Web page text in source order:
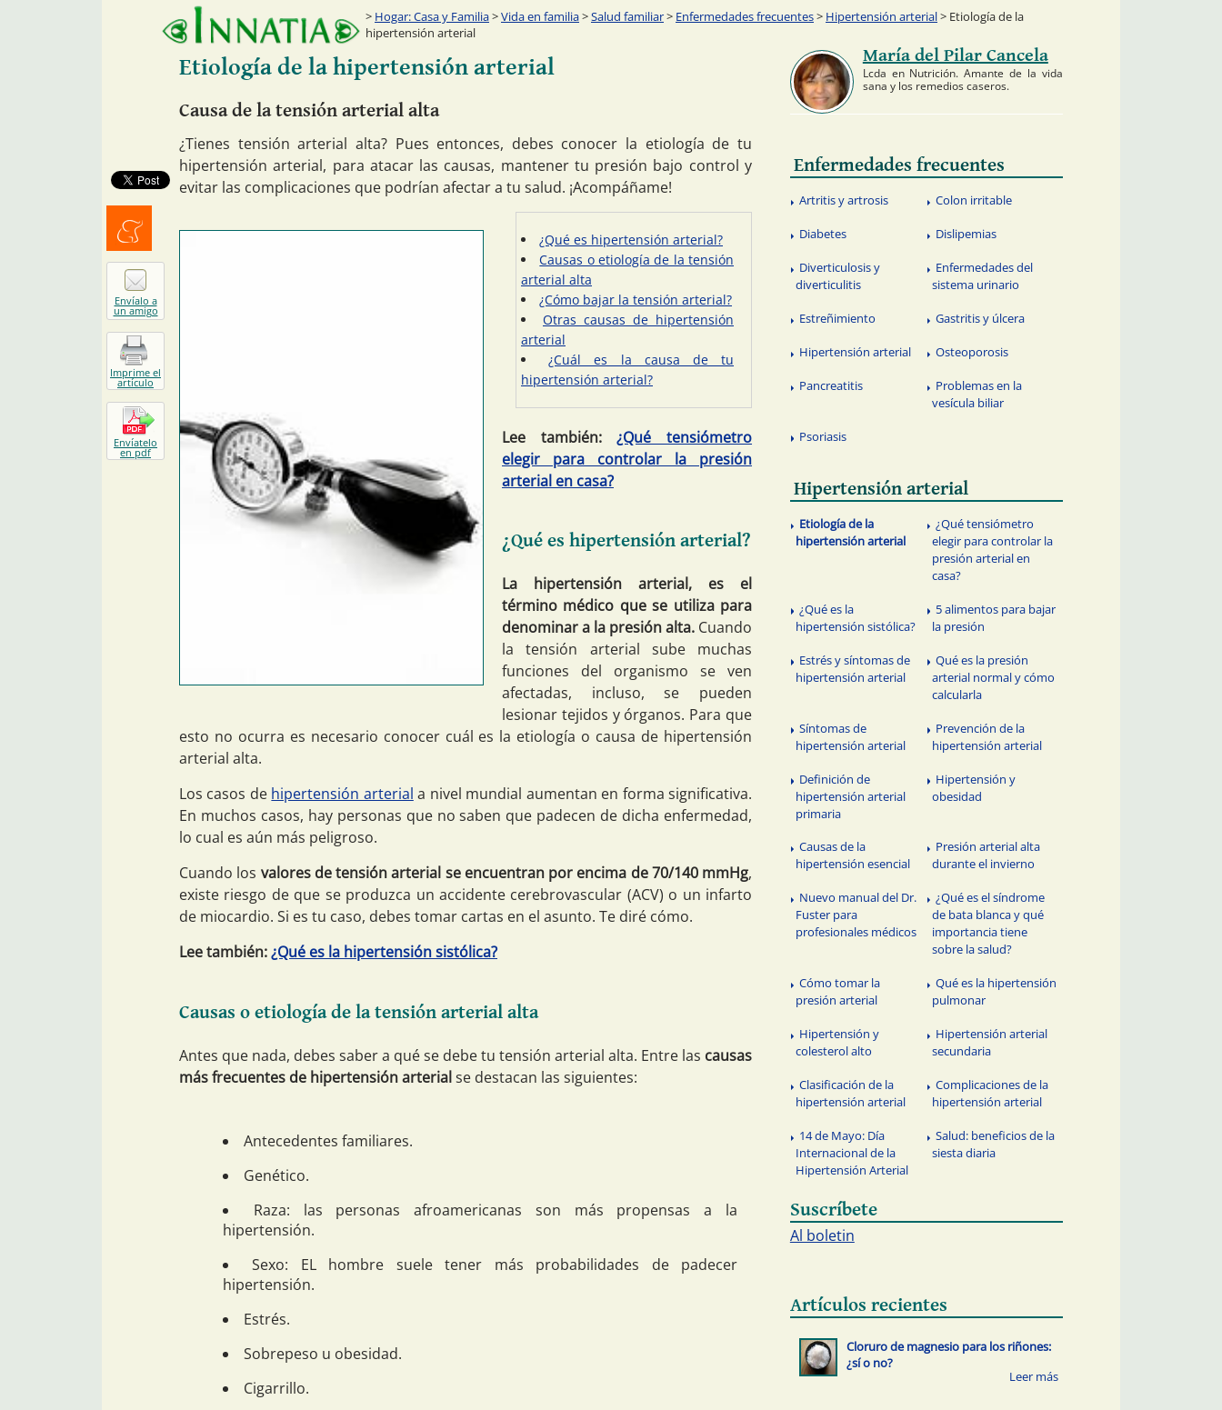
Hogar: Casa y Familia>Vida en familia>Salud familiar> Enfermedades frecuentes> Hipertensión arterial> Etiología de la
hipertensión arterial
Etiología de la hipertensión arterial
Causa de la tensión arterial alta
¿Tienes tensión arterial alta? Pues entonces, debes conocer la etiología de tu
hipertensión arterial, para atacar las causas, mantener tu presión bajo control y
evitar las complicaciones que podrían afectar a tu salud. ¡Acompáñame!
¿Qué es hipertensión arterial?
Causas o etiología de la tensión
arterial alta
¿Cómo bajar la tensión arterial?
Otras causas de hipertensión
arterial
¿Cuál es la causa de tu
hipertensión arterial?
Lee también:¿Qué tensiómetro
elegir para controlar la presión
arterial en casa?
¿Qué es hipertensión arterial?
La hipertensión arterial, es el
término médico que se utiliza para
denominar a la presión alta. Cuando
la tensión arterial sube muchas
funciones del organismo se ven
afectadas, incluso, se pueden
lesionar tejidos y órganos. Para que
esto no ocurra es necesario conocer cuál es la etiología o causa de hipertensión
arterial alta.
Los casos de hipertensión arterial a nivel mundial aumentan en forma significativa.
En muchos casos, hay personas que no saben que padecen de dicha enfermedad,
lo cual es aún más peligroso.
Cuando los valores de tensión arterial se encuentran por encima de 70/140 mmHg,
existe riesgo de que se produzca un accidente cerebrovascular (ACV) o un infarto
de miocardio. Si es tu caso, debes tomar cartas en el asunto. Te diré cómo.
Lee también:¿Qué es la hipertensión sistólica?
Causas o etiología de la tensión arterial alta
Antes que nada, debes saber a qué se debe tu tensión arterial alta. Entre las causas
más frecuentes de hipertensión arterialse destacan las siguientes:
Antecedentes familiares.
Genético.
Raza: las personas afroamericanas son más propensas a la
hipertensión.
Sexo: EL hombre suele tener más probabilidades de padecer
hipertensión.
Estrés.
Sobrepeso u obesidad.
Cigarrillo.
María del Pilar Cancela
Lcda en Nutrición. Amante de la vida
sana y los remedios caseros.
Enfermedades frecuentes
Artritis y artrosis Colon irritable
Diabetes Dislipemias
Diverticulosis y
diverticulitis
Enfermedades del
sistema urinario
Estreñimiento Gastritis y úlcera
Hipertensión arterial Osteoporosis
Pancreatitis
Problemas en la
vesícula biliar
Psoriasis
Hipertensión arterial
Etiología de la
hipertensión arterial
¿Qué tensiómetro
elegir para controlar la
presión arterial en
casa?
¿Qué es la
hipertensión sistólica?
5 alimentos para bajar
la presión
Estrés y síntomas de
hipertensión arterial
Qué es la presión
arterial normal y cómo
calcularla
Síntomas de
hipertensión arterial
Prevención de la
hipertensión arterial
Definición de
hipertensión arterial
primaria
Hipertensión y
obesidad
Causas de la
hipertensión esencial
Presión arterial alta
durante el invierno
Nuevo manual del Dr.
Fuster para
profesionales médicos
¿Qué es el síndrome
de bata blanca y qué
importancia tiene
sobre la salud?
Cómo tomar la
presión arterial
Qué es la hipertensión
pulmonar
Hipertensión y
colesterol alto
Hipertensión arterial
secundaria
Clasificación de la
hipertensión arterial
Complicaciones de la
hipertensión arterial
14 de Mayo: Día
Internacional de la
Hipertensión Arterial
Salud: beneficios de la
siesta diaria
Suscríbete
Al boletin
Artículos recientes
Cloruro de magnesio para los riñones:
¿sí o no?
Menéalo
Envíalo a
un amigo
Imprime el
artículo
Envíatelo
en pdf